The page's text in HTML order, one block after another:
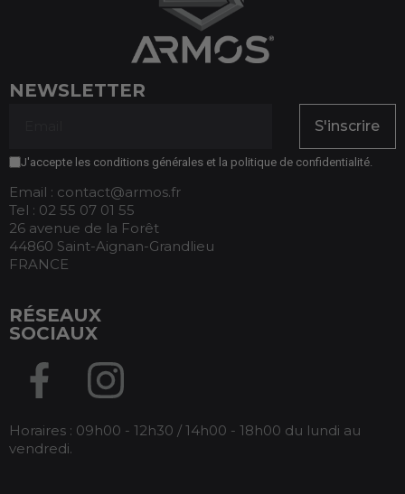
NEWSLETTER
S'inscrire
J'accepte les conditions générales et la politique de confidentialité.
Email : contact@armos.fr
Tel : 02 55 07 01 55
26 avenue de la Forêt
44860 Saint-Aignan-Grandlieu
FRANCE
RÉSEAUX
SOCIAUX
Horaires : 09h00 - 12h30 / 14h00 - 18h00 du lundi au
vendredi.